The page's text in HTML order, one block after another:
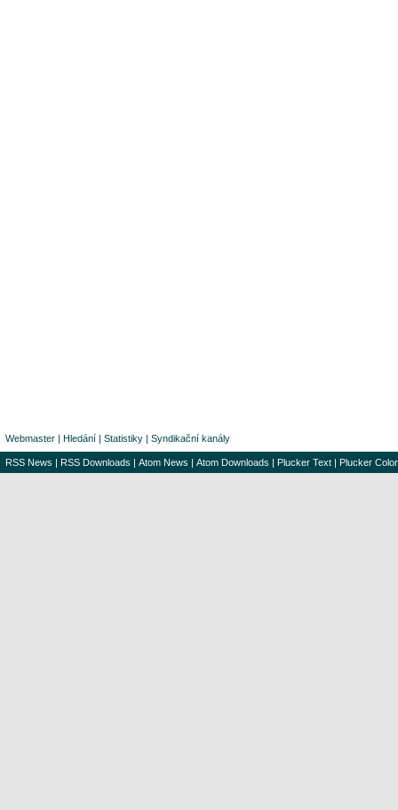
Webmaster | Hledání | Statistiky | Syndikační kanály
RSS News | RSS Downloads | Atom News | Atom Downloads | Plucker Text | Plucker Color